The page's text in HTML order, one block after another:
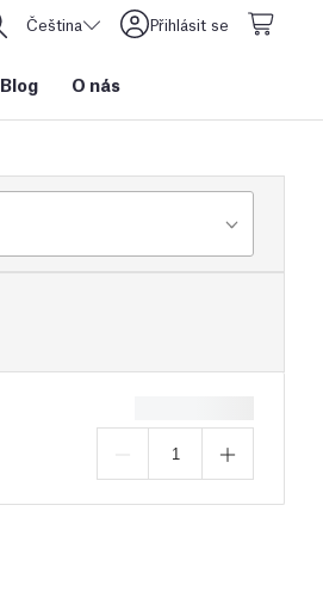
Čeština Přihlásit se
Blog O nás